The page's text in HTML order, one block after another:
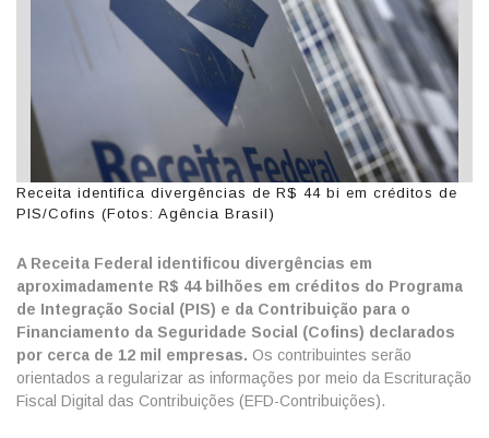
Receita identifica divergências de R$ 44 bi em créditos de
PIS/Cofins (Fotos: Agência Brasil)
A Receita Federal identificou divergências em
aproximadamente R$ 44 bilhões em créditos do Programa
de Integração Social (PIS) e da Contribuição para o
Financiamento da Seguridade Social (Cofins) declarados
por cerca de 12 mil empresas. Os contribuintes serão
orientados a regularizar as informações por meio da Escrituração
Fiscal Digital das Contribuições (EFD-Contribuições).